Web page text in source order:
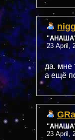
23 April,
да. мне
а ещё
23 April,